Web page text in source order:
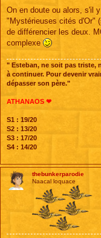
s
a
g
On en doute ou alors, s'il
"Mystérieuses cités d'Or"
de différencier les deux.
complexe
" Esteban, ne soit pas triste,
à continuer. Pour devenir
dépasser son père."
ATHANAOS ❤
S1 : 19/20
S2 : 13/20
S3 : 17/20
S4 : 14/20
thebunkerparodie
Naacal loquace